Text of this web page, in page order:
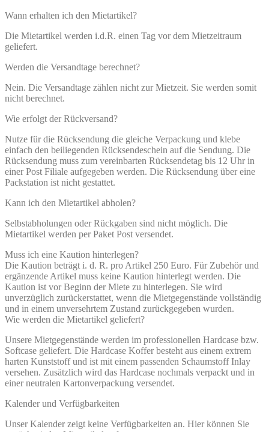
Wann erhalten ich den Mietartikel?
Die Mietartikel werden i.d.R. einen Tag vor dem Mietzeitraum
geliefert.
Werden die Versandtage berechnet?
Nein. Die Versandtage zählen nicht zur Mietzeit. Sie werden somit
nicht berechnet.
Wie erfolgt der Rückversand?
Nutze für die Rücksendung die gleiche Verpackung und klebe
einfach den beiliegenden Rücksendeschein auf die Sendung. Die
Rücksendung muss zum vereinbarten Rücksendetag bis 12 Uhr in
einer Post Filiale aufgegeben werden. Die Rücksendung über eine
Packstation ist nicht gestattet.
Kann ich den Mietartikel abholen?
Selbstabholungen oder Rückgaben sind nicht möglich. Die
Mietartikel werden per Paket Post versendet.
Muss ich eine Kaution hinterlegen?
Die Kaution beträgt i. d. R. pro Artikel 250 Euro. Für Zubehör und
ergänzende Artikel muss keine Kaution hinterlegt werden. Die
Kaution ist vor Beginn der Miete zu hinterlegen. Sie wird
unverzüglich zurückerstattet, wenn die Mietgegenstände vollständig
und in einem unversehrtem Zustand zurückgegeben wurden.
Wie werden die Mietartikel geliefert?
Unsere Mietgegenstände werden im professionellen Hardcase bzw.
Softcase geliefert. Die Hardcase Koffer besteht aus einem extrem
harten Kunststoff und ist mit einem passenden Schaumstoff Inlay
versehen. Zusätzlich wird das Hardcase nochmals verpackt und in
einer neutralen Kartonverpackung versendet.
Kalender und Verfügbarkeiten
Unser Kalender zeigt keine Verfügbarkeiten an. Hier können Sie